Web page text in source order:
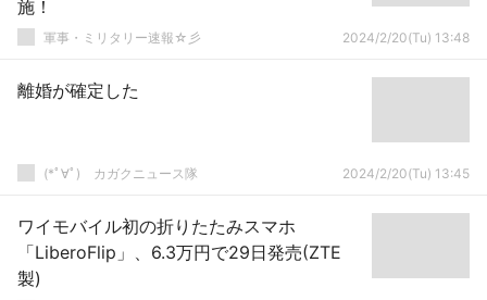
施！
軍事・ミリタリー速報☆彡 2024/2/20(Tu) 13:48
離婚が確定した
(*ﾟ∀ﾟ)ゞカガクニュース隊 2024/2/20(Tu) 13:45
ワイモバイル初の折りたたみスマホ
「LiberoFlip」、6.3万円で29日発売(ZTE
製)